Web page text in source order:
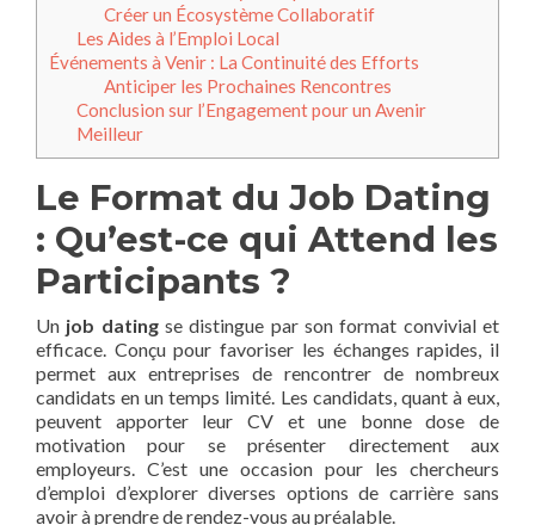
Créer un Écosystème Collaboratif
Les Aides à l’Emploi Local
Événements à Venir : La Continuité des Efforts
Anticiper les Prochaines Rencontres
Conclusion sur l’Engagement pour un Avenir
Meilleur
Le Format du Job Dating
: Qu’est-ce qui Attend les
Participants ?
Un job datingse distingue par son format convivial et
efficace. Conçu pour favoriser les échanges rapides, il
permet aux entreprises de rencontrer de nombreux
candidats en un temps limité. Les candidats, quant à eux,
peuvent apporter leur CV et une bonne dose de
motivation pour se présenter directement aux
employeurs. C’est une occasion pour les chercheurs
d’emploi d’explorer diverses options de carrière sans
avoir à prendre de rendez-vous au préalable.